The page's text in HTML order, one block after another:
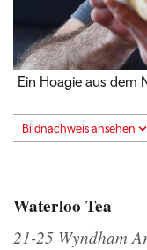
Ein Hoagie aus dem
Bildnachweis ansehen
Waterloo Tea
21-25 Wyndham